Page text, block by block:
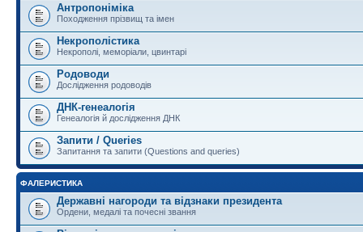
Антропоніміка
Походження прізвищ та імен
Некрополістика
Некрополі, меморіали, цвинтарі
Родоводи
Дослідження родоводів
ДНК-генеалогія
Генеалогія й дослідження ДНК
Запити / Queries
Запитання та запити (Questions and queries)
ФАЛЕРИСТИКА
Державні нагороди та відзнаки президента
Ордени, медалі та почесні звання